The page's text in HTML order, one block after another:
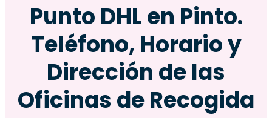
Punto DHL en Pinto.
Teléfono, Horario y
Dirección de las
Oficinas de Recogida